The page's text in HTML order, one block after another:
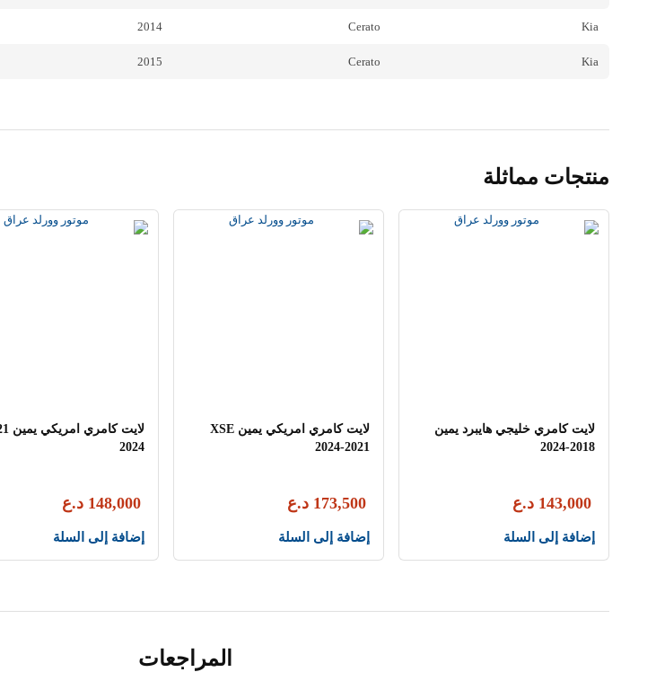
Kia
Cerato
2014
Kia
Cerato
2015
منتجات مماثلة
لايت كامري خليجي هايبرد يمين
2018-2024
143,000 د.ع
إضافة إلى السلة
لايت كامري امريكي يمين XSE
2024-2021
173,500 د.ع
إضافة إلى السلة
2024
148,000 د.ع
إضافة إلى السلة
المراجعات